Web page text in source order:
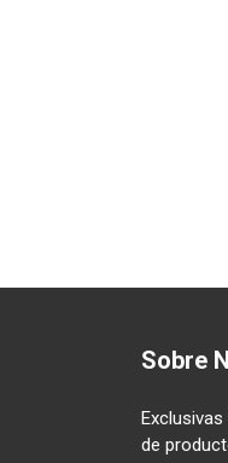
Sobre
de